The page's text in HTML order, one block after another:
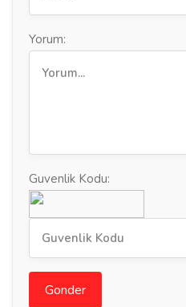
Yorum:
Guvenlik Kodu:
Gonder